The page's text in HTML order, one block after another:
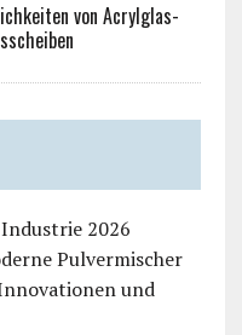
von Acrylglas-
2026
Pulvermischer
und